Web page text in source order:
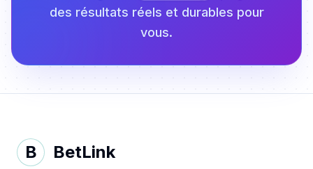
des résultats réels et durables pour
vous.
B BetLink